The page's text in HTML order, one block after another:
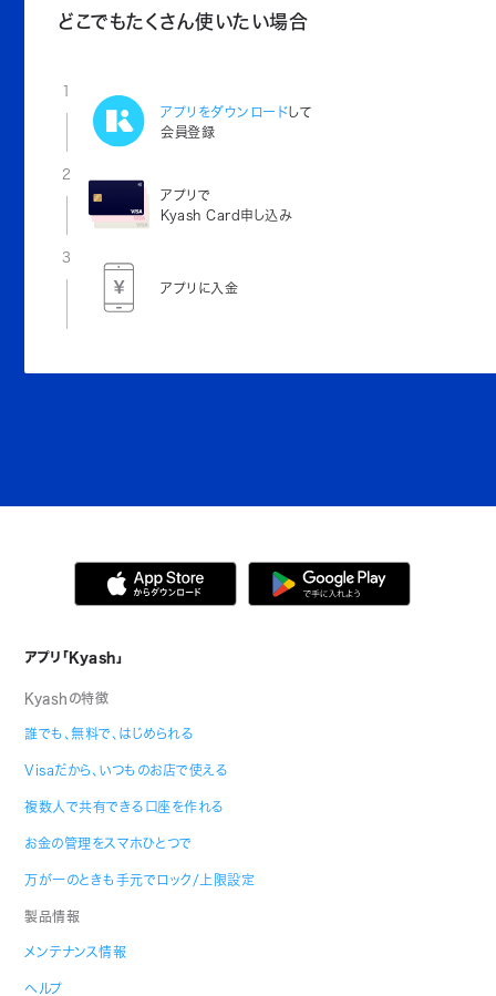
どこでもたくさん使いたい場合
1
アプリをダウンロードして
会員登録
2
アプリで
Kyash Card申し込み
3
アプリに入金
アプリ「Kyash」
Kyashの特徴
誰でも、無料で、はじめられる
Visaだから、いつものお店で使える
複数人で共有できる口座を作れる
お金の管理をスマホひとつで
万が一のときも手元でロック/上限設定
製品情報
メンテナンス情報
ヘルプ